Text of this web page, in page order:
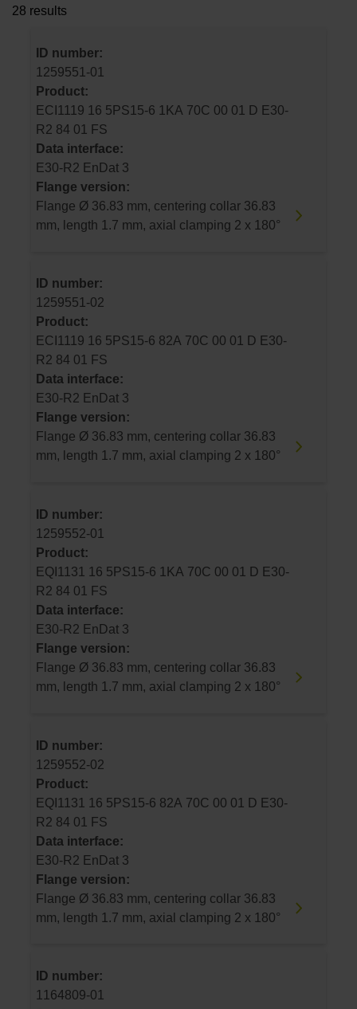
28 results
ID number:
1259551-01
Product:
ECI1119 16 5PS15-6 1KA 70C 00 01 D E30-
R2 84 01 FS
Data interface:
E30-R2 EnDat 3
Flange version:
Flange Ø 36.83 mm, centering collar 36.83
mm, length 1.7 mm, axial clamping 2 x 180°
ID number:
1259551-02
Product:
ECI1119 16 5PS15-6 82A 70C 00 01 D E30-
R2 84 01 FS
Data interface:
E30-R2 EnDat 3
Flange version:
Flange Ø 36.83 mm, centering collar 36.83
mm, length 1.7 mm, axial clamping 2 x 180°
ID number:
1259552-01
Product:
EQI1131 16 5PS15-6 1KA 70C 00 01 D E30-
R2 84 01 FS
Data interface:
E30-R2 EnDat 3
Flange version:
Flange Ø 36.83 mm, centering collar 36.83
mm, length 1.7 mm, axial clamping 2 x 180°
ID number:
1259552-02
Product:
EQI1131 16 5PS15-6 82A 70C 00 01 D E30-
R2 84 01 FS
Data interface:
E30-R2 EnDat 3
Flange version:
Flange Ø 36.83 mm, centering collar 36.83
mm, length 1.7 mm, axial clamping 2 x 180°
ID number:
1164809-01